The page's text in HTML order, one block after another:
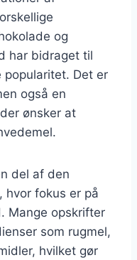
og
har bidraget til
Det er
også en
ønsker at
del af den
hvor fokus er på
Mange opskrifter
som rugmel,
hvilket gør